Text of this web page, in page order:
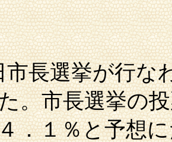
長選挙が行な
。市長選挙の
．１％と予想